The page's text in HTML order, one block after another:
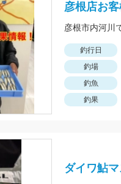
彦根店お
釣行日
釣場
釣魚
釣果
ダイワ鮎